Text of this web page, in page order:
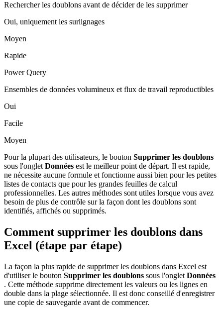
Rechercher les doublons avant de décider de les supprimer
Oui, uniquement les surlignages
Moyen
Rapide
Power Query
Ensembles de données volumineux et flux de travail reproductibles
Oui
Facile
Moyen
Pour la plupart des utilisateurs, le bouton Supprimer les doublons
sous l'ongletDonnées est le meilleur point de départ. Il est rapide,
ne nécessite aucune formule et fonctionne aussi bien pour les petites
listes de contacts que pour les grandes feuilles de calcul
professionnelles. Les autres méthodes sont utiles lorsque vous avez
besoin de plus de contrôle sur la façon dont les doublons sont
identifiés, affichés ou supprimés.
Comment supprimer les doublons dans
Excel (étape par étape)
La façon la plus rapide de supprimer les doublons dans Excel est
d'utiliser le bouton Supprimer les doublons sous l'onglet Données
. Cette méthode supprime directement les valeurs ou les lignes en
double dans la plage sélectionnée. Il est donc conseillé d'enregistrer
une copie de sauvegarde avant de commencer.